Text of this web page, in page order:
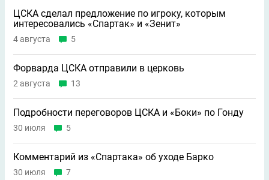
ЦСКА сделал предложение по игроку, которым
интересовались «Спартак» и «Зенит»
4 августа 5
Форварда ЦСКА отправили в церковь
2 августа 13
Подробности переговоров ЦСКА и «Боки» по Гонду
30 июля 5
Комментарий из «Спартака» об уходе Барко
30 июля 7